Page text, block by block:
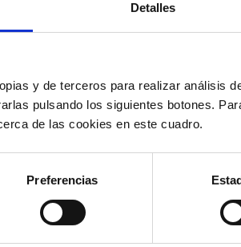
Detalles
y de terceros para realizar análisis
pulsando los siguientes botones.
de las cookies en este cuadro.
Preferencias
Cómo automatizar la
evaluación de llamadas en
12/05/2026